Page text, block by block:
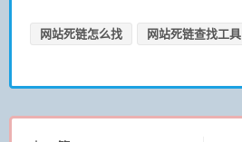
网站死链怎么找 网站死链查找工具